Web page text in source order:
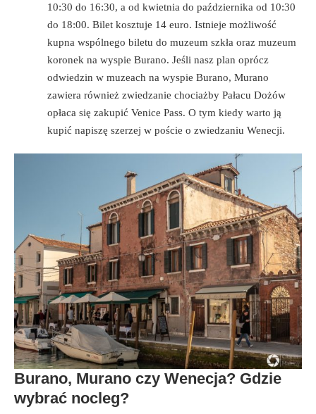
10:30 do 16:30, a od kwietnia do października od 10:30
do 18:00. Bilet kosztuje 14 euro. Istnieje możliwość
kupna wspólnego biletu do muzeum szkła oraz muzeum
koronek na wyspie Burano. Jeśli nasz plan oprócz
odwiedzin w muzeach na wyspie Burano, Murano
zawiera również zwiedzanie chociażby Pałacu Dożów
opłaca się zakupić Venice Pass. O tym kiedy warto ją
kupić napiszę szerzej w poście o zwiedzaniu Wenecji.
Burano, Murano czy Wenecja? Gdzie
wybrać nocleg?